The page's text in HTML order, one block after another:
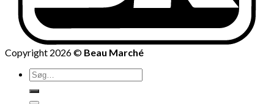
Copyright 2026 © Beau Marché
Søg
efter: